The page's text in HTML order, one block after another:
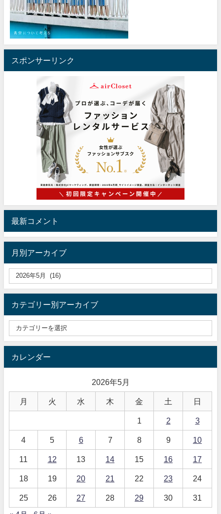
スポンサーリンク
最新コメント
月別アーカイブ
カテゴリー別アーカイブ
カレンダー
2026年5月
月 火 水 木 金 土 日
1 2 3
4 5 6 7 8 9 10
11 12 13 14 15 16 17
18 19 20 21 22 23 24
25 26 27 28 29 30 31